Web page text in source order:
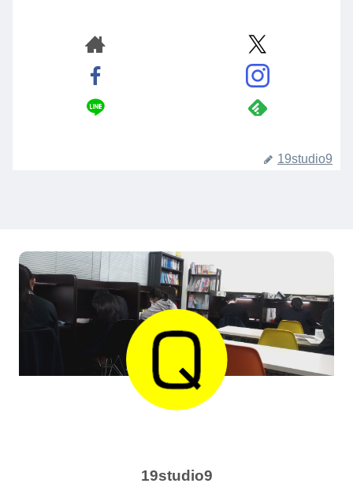
19studio9
19studio9